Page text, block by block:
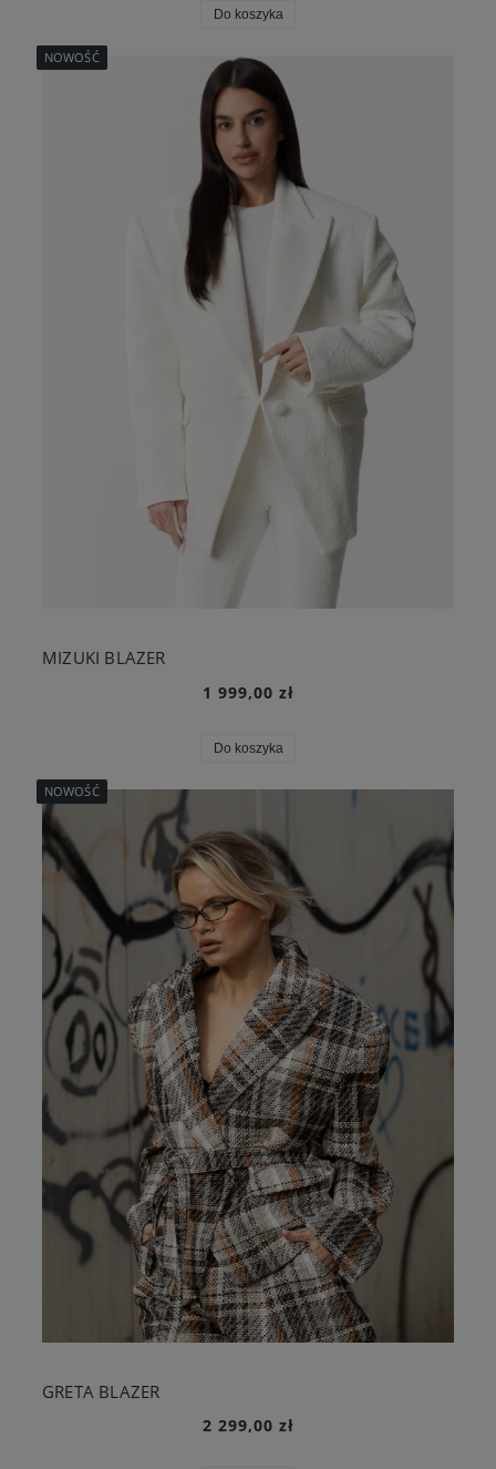
Do koszyka
MIZUKI BLAZER
1 999,00 zł
Do koszyka
NOWOŚĆ
GRETA BLAZER
2 299,00 zł
NOWOŚĆ